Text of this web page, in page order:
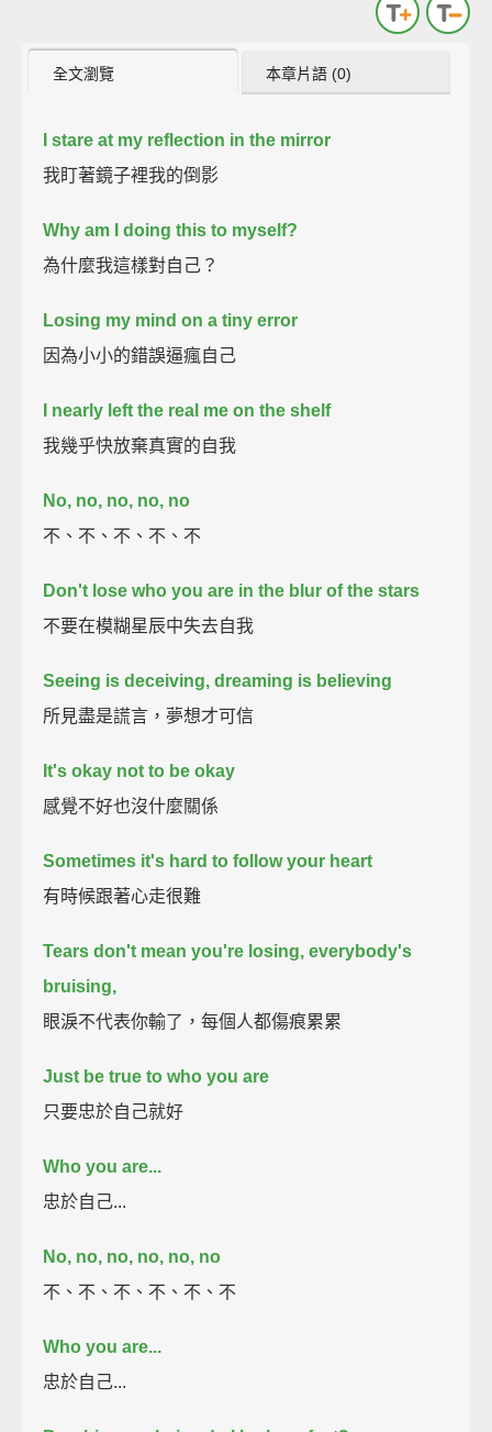
全文瀏覽 本章片語 (0)
I stare at my reflection in the mirror
我盯著鏡子裡我的倒影
Why am I doing this to myself?
為什麼我這樣對自己？
Losing my mind on a tiny error
因為小小的錯誤逼瘋自己
I nearly left the real me on the shelf
我幾乎快放棄真實的自我
No, no, no, no, no
不、不、不、不、不
Don't lose who you are in the blur of the stars
不要在模糊星辰中失去自我
Seeing is deceiving, dreaming is believing
所見盡是謊言，夢想才可信
It's okay not to be okay
感覺不好也沒什麼關係
Sometimes it's hard to follow your heart
有時候跟著心走很難
Tears don't mean you're losing, everybody's
bruising,
眼淚不代表你輸了，每個人都傷痕累累
Just be true to who you are
只要忠於自己就好
Who you are...
忠於自己...
No, no, no, no, no, no
不、不、不、不、不、不
Who you are...
忠於自己...